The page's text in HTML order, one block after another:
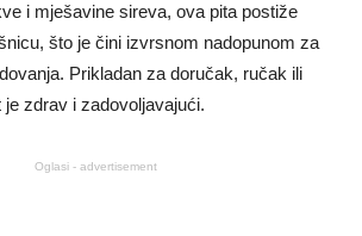
i mješavine sireva, ova pita postiže
što je čini izvrsnom nadopunom za
Prikladan za doručak, ručak ili
zdrav i zadovoljavajući.
Oglasi - advertisement